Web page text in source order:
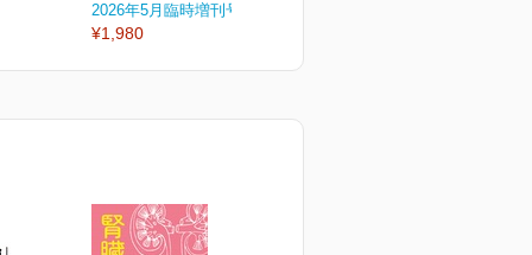
2026年5月臨時増刊号
¥1,980